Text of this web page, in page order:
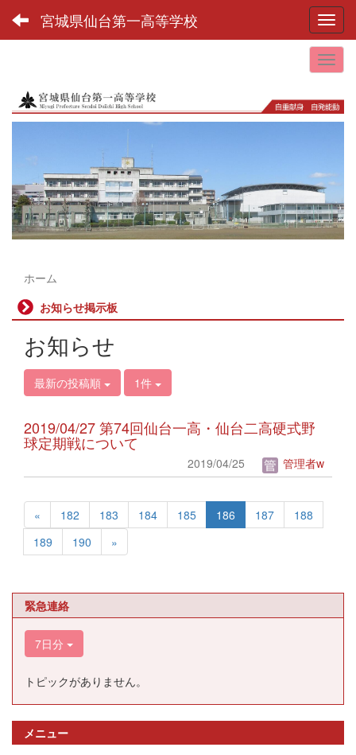
宮城県仙台第一高等学校
ホーム
お知らせ掲示板
お知らせ
最新の投稿順 1件
2019/04/27 第74回仙台一高・仙台二高硬式野
球定期戦について
2019/04/25 管理者w
« 182 183 184 185 186 187
188
189
190 »
緊急連絡
7日分
トピックがありません。
メニュー